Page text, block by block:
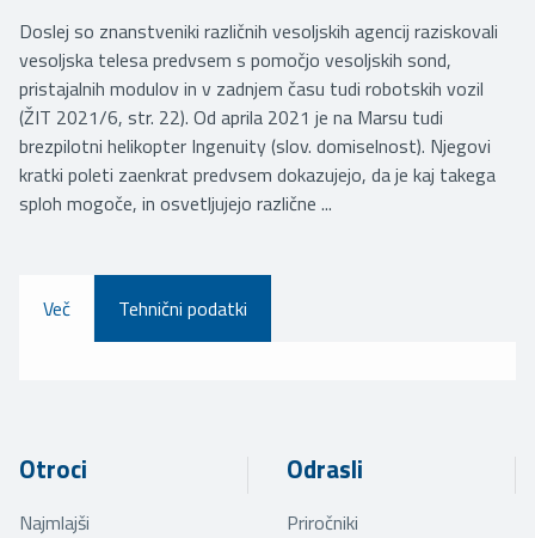
Doslej so znanstveniki različnih vesoljskih agencij raziskovali
vesoljska telesa predvsem s pomočjo vesoljskih sond,
pristajalnih modulov in v zadnjem času tudi robotskih vozil
(ŽIT 2021/6, str. 22). Od aprila 2021 je na Marsu tudi
brezpilotni helikopter Ingenuity (slov. domiselnost). Njegovi
kratki poleti zaenkrat predvsem dokazujejo, da je kaj takega
sploh mogoče, in osvetljujejo različne ...
Več Tehnični podatki
Otroci
Najmlajši
Odrasli
Priročniki